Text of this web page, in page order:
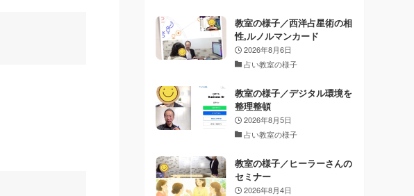
教室の様子／西洋占星術の相
性,ルノルマンカード
2026年8月6日
占い教室の様子
教室の様子／デジタル環境を
整理整頓
2026年8月5日
占い教室の様子
教室の様子／ヒーラーさんの
セミナー
2026年8月4日